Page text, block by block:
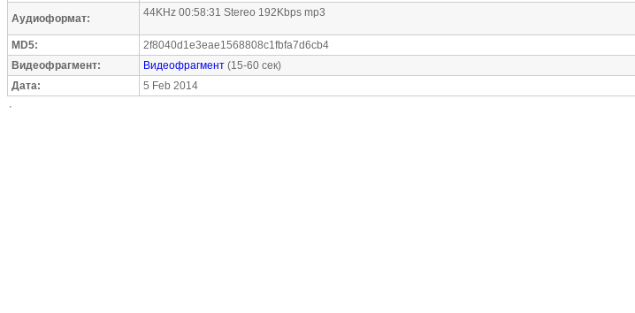
Аудиоформат: 44KHz 00:58:31 Stereo 192Kbps mp3
MD5:
2f8040d1e3eae1568808c1fbfa7d6cb4
Видеофрагмент:
Видеофрагмент (15-60 сек)
Дата:
5 Feb 2014